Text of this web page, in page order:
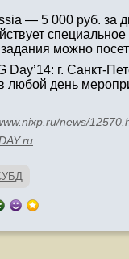
­— 5 000 руб. за
можно
г. Санкт-
любой день
news/